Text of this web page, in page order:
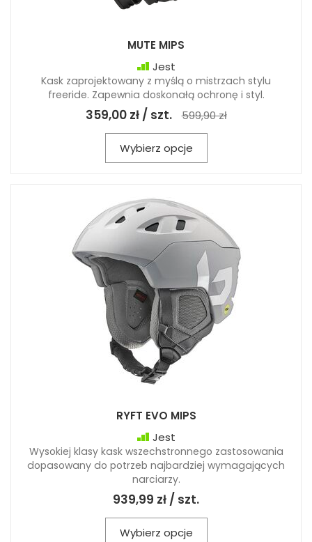
MUTE MIPS
Jest
Kask zaprojektowany z myślą o mistrzach stylu
freeride. Zapewnia doskonałą ochronę i styl.
359,00 zł / szt. 599,90 zł
Wybierz opcje
RYFT EVO MIPS
Jest
Wysokiej klasy kask wszechstronnego zastosowania
dopasowany do potrzeb najbardziej wymagających
narciarzy.
939,99 zł / szt.
Wybierz opcje